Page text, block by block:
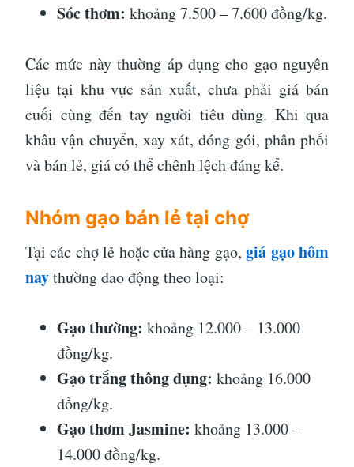
Sóc thơm: khoảng 7.500 – 7.600 đồng/kg.
Các mức này thường áp dụng cho gạo nguyên
liệu tại khu vực sản xuất, chưa phải giá bán
cuối cùng đến tay người tiêu dùng. Khi qua
khâu vận chuyển, xay xát, đóng gói, phân phối
và bán lẻ, giá có thể chênh lệch đáng kể.
Nhóm gạo bán lẻ tại chợ
Tại các chợ lẻ hoặc cửa hàng gạo,giá gạo hôm
naythường dao động theo loại:
Gạo thường: khoảng 12.000 – 13.000
đồng/kg.
Gạo trắng thông dụng: khoảng 16.000
đồng/kg.
Gạo thơm Jasmine: khoảng 13.000 –
14.000 đồng/kg.